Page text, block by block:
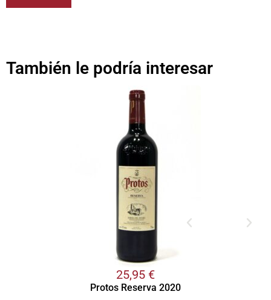
También le podría interesar
25,95 €
Protos Reserva 2020